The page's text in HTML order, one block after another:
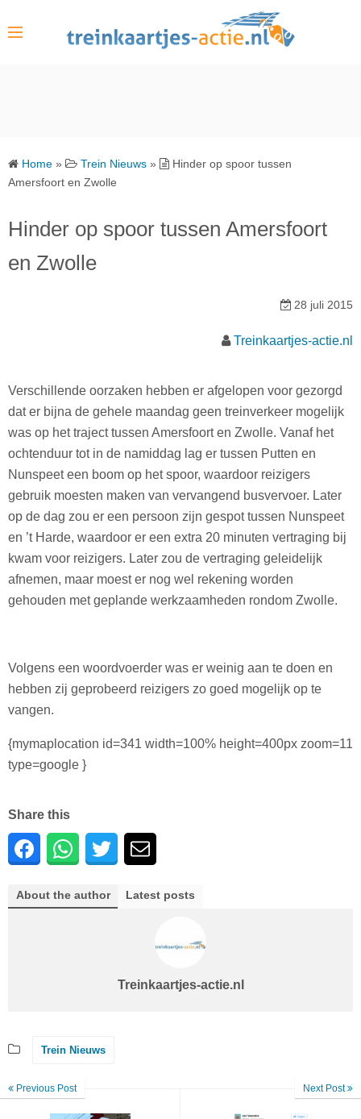
Home » Trein Nieuws »
Hinder op spoor tussen
Amersfoort en Zwolle
Hinder op spoor tussen Amersfoort
en Zwolle
28 juli 2015
Treinkaartjes-actie.nl
Verschillende oorzaken hebben er afgelopen voor gezorgd
dat er bijna de gehele maandag geen treinverkeer mogelijk
was op het traject tussen Amersfoort en Zwolle. Vanaf het
ochtenduur tot in de namiddag lag er tussen Putten en
Nunspeet een boom op het spoor, waardoor reizigers
gebruik moesten maken van vervangend busvervoer. Later
op de dag zou er een persoon zijn gespot tussen Nunspeet
en ’t Harde, waardoor er een extra 20 minuten vertraging bij
kwam voor reizigers. Later zou de vertraging geleidelijk
afnemen, maar moest er nog wel rekening worden
gehouden met geplande werkzaamheden rondom Zwolle.
Volgens een woordvoerder was er weinig aan te doen en
hebben zij geprobeerd reizigers zo goed mogelijk op te
vangen.
{mymaplocation id=341 width=100% height=400px zoom=11
type=google }
Share this
About the author Latest posts
Treinkaartjes-actie.nl
Trein Nieuws
Previous Post Next Post